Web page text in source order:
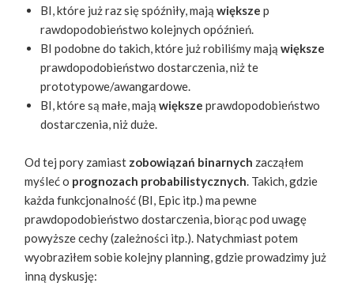
BI, które już raz się spóźniły, mają ​większe p​
rawdopodobieństwo kolejnych opóźnień.
BI podobne do takich, które już robiliśmy mają ​większe
prawdopodobieństwo dostarczenia, niż te
prototypowe/awangardowe.
BI, które są małe, mają ​większe p​rawdopodobieństwo
dostarczenia, niż duże.
Od tej pory zamiast ​ zobowiązań binarnych ​ ​zacząłem
myśleć o ​ prognozach probabilistycznych.​ Takich, gdzie
każda funkcjonalność (BI, Epic itp.) ma pewne
prawdopodobieństwo dostarczenia, biorąc pod uwagę
powyższe cechy (zależności itp.). Natychmiast potem
wyobraziłem sobie kolejny planning, gdzie prowadzimy już
inną dyskusję: